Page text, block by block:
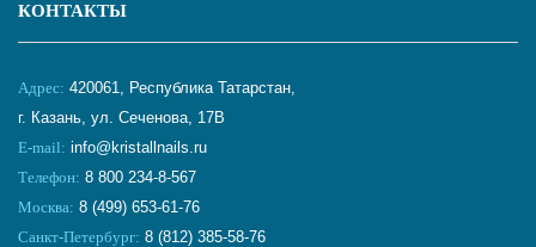
КОНТАКТЫ
Адрес: 420061, Республика Татарстан,
г. Казань, ул. Сеченова, 17В
E-mail: info@kristallnails.ru
Телефон: 8 800 234-8-567
Москва: 8 (499) 653-61-76
Санкт-Петербург: 8 (812) 385-58-76